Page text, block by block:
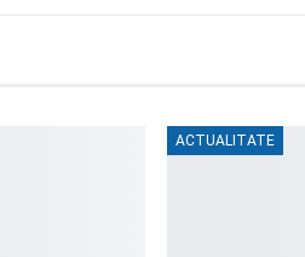
ACTUALITATE